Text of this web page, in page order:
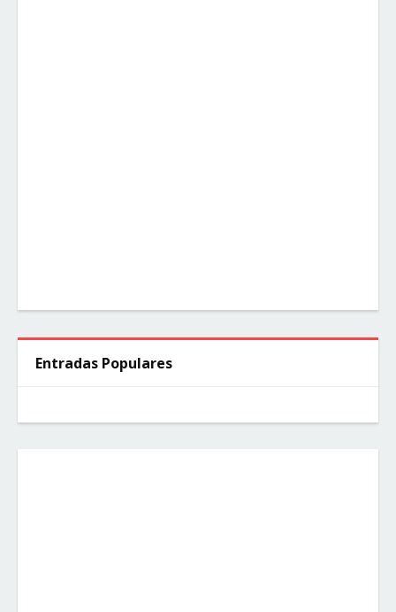
Entradas Populares